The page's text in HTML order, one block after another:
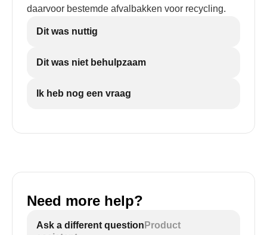
daarvoor bestemde afvalbakken voor recycling.
Dit was nuttig
Dit was niet behulpzaam
Ik heb nog een vraag
Need more help?
Ask a different question Product